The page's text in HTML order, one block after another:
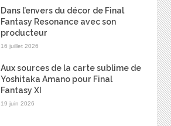
Dans l’envers du décor de Final
Fantasy Resonance avec son
producteur
16 juillet 2026
Aux sources de la carte sublime de
Yoshitaka Amano pour Final
Fantasy XI
19 juin 2026